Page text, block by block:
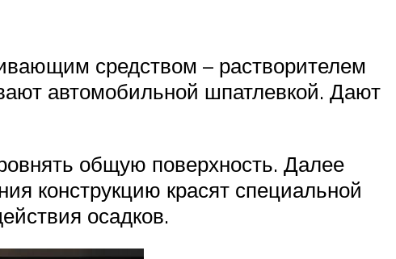
средством – растворителем
автомобильной шпатлевкой. Дают
общую поверхность. Далее
конструкцию красят специальной
осадков.